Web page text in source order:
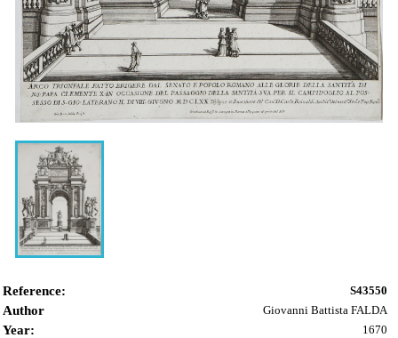
Reference: S43550
Author Giovanni Battista FALDA
Year: 1670